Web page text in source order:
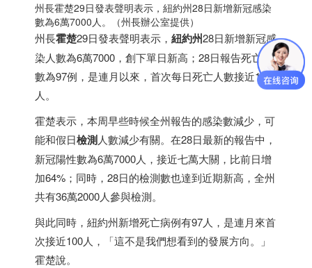
州長霍楚29日發表聲明表示，紐約州28日新增新冠感染
數為6萬7000人。（州長辦公室提供）
州長霍楚29日發表聲明表示， 紐約州28日新增新冠感
染人數為6萬7000，創下單日新高；28日報告死亡人
數為97例，是連月以來，首次每日死亡人數接近100
人。
霍楚表示，本周早些時候全州報告的感染數減少，可
能和假日檢測人數減少有關。在28日最新的報告中，
新冠陽性數為6萬7000人，接近七萬大關，比前日增
加64%；同時，28日的檢測數也達到近期新高，全州
共有36萬2000人參與檢測。
與此同時，紐約州新增死亡病例有97人，是連月來首
次接近100人，「這不是我們想看到的發展方向。」
霍楚說。